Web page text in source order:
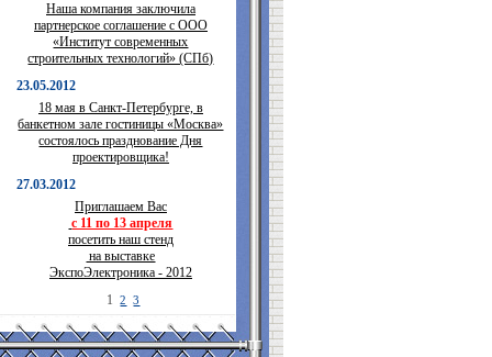
Наша компания заключила
партнерское соглашение с ООО
«Институт современных
строительных технологий» (СПб)
23.05.2012
18 мая в Санкт-Петербурге, в
банкетном зале гостиницы «Москва»
состоялось празднование Дня
проектировщика!
27.03.2012
Приглашаем Вас
с 11 по 13 апреля
посетить наш стенд
на выставке
ЭкспоЭлектроника - 2012
1
2 3